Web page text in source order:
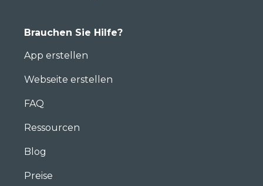
Brauchen Sie Hilfe?
App erstellen
Webseite erstellen
FAQ
Ressourcen
Blog
Preise